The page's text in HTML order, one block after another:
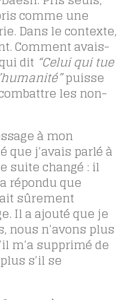
comme une
Dans le contexte,
Comment avais-
dit “Celui qui tue
puisse
les non-
à mon
que j’avais parlé à
suite changé : il
répondu que
sûrement
Il a ajouté que je
nous n’avons plus
m’a supprimé de
s’il se